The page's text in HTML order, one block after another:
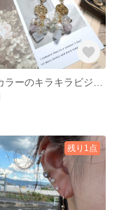
残り1点